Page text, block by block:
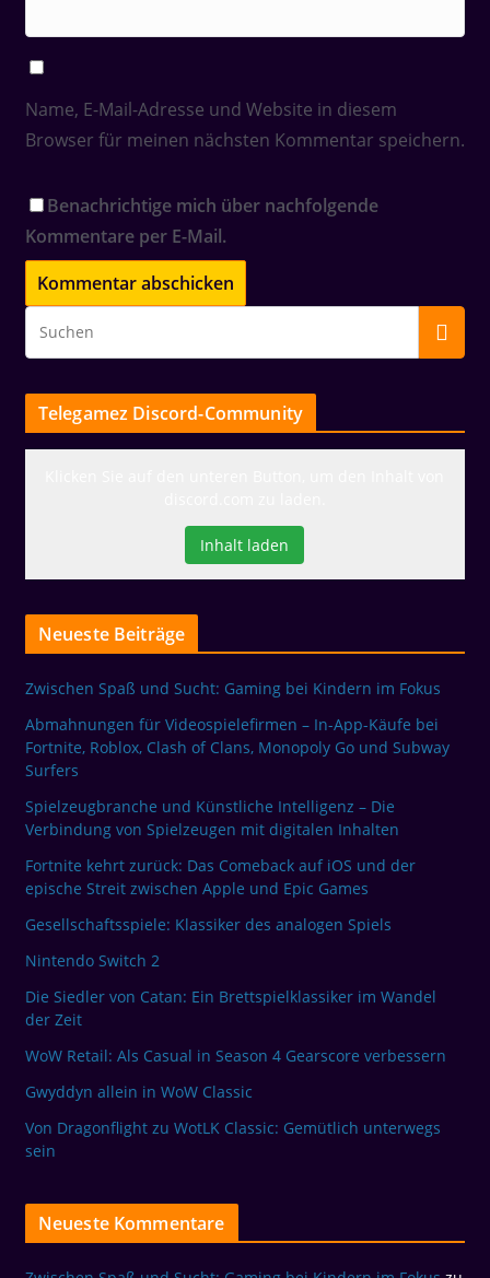
Name, E-Mail-Adresse und Website in diesem
Browser für meinen nächsten Kommentar speichern.
Benachrichtige mich über nachfolgende
Kommentare per E-Mail.
Telegamez Discord-Community
Inhalt laden
Neueste Beiträge
Zwischen Spaß und Sucht: Gaming bei Kindern im Fokus
Abmahnungen für Videospielefirmen – In-App-Käufe bei
Fortnite, Roblox, Clash of Clans, Monopoly Go und Subway
Surfers
Spielzeugbranche und Künstliche Intelligenz – Die
Verbindung von Spielzeugen mit digitalen Inhalten
Fortnite kehrt zurück: Das Comeback auf iOS und der
epische Streit zwischen Apple und Epic Games
Gesellschaftsspiele: Klassiker des analogen Spiels
Nintendo Switch 2
Die Siedler von Catan: Ein Brettspielklassiker im Wandel
der Zeit
WoW Retail: Als Casual in Season 4 Gearscore verbessern
Gwyddyn allein in WoW Classic
Von Dragonflight zu WotLK Classic: Gemütlich unterwegs
sein
Neueste Kommentare